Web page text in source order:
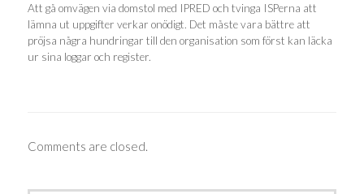
Att gå omvägen via domstol med IPRED och tvinga ISPerna att
lämna ut uppgifter verkar onödigt. Det måste vara bättre att
pröjsa några hundringar till den organisation som först kan läcka
ur sina loggar och register.
Comments are closed.